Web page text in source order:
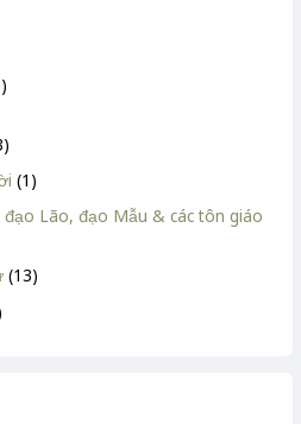
(1)
Lão, đạo Mẫu & các tôn giáo
(13)